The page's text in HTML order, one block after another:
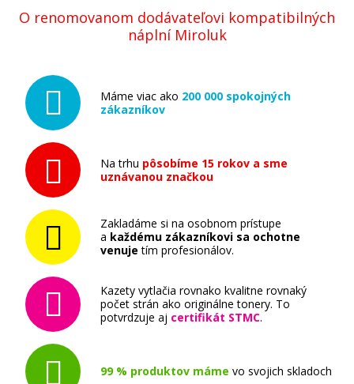
Ricoh 841757 (842022) (Purpurový)
Originálny toner
51,90 €
Pridať do košíka
Ricoh 841758 (842023) (Azúrový)
Originálny toner
O renomovanom dodávateľovi kompatibilných
náplní Miroluk
Máme viac ako 200 000 spokojných
zákazníkov
Na trhu pôsobíme 15 rokov a sme
uznávanou značkou
Zakladáme si na osobnom prístupe
a každému zákazníkovi sa ochotne
venuje tím profesionálov.
Kazety vytlačia rovnako kvalitne rovnaký
počet strán ako originálne tonery. To
potvrdzuje aj certifikát STMC.
99 % produktov máme vo svojich skladoch